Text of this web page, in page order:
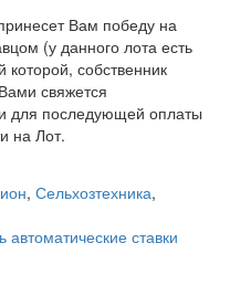
Вам победу на
(у данного лота есть
собственник
свяжется
для последующей оплаты
на Лот.
, Сельхозтехника,
автоматические ставки